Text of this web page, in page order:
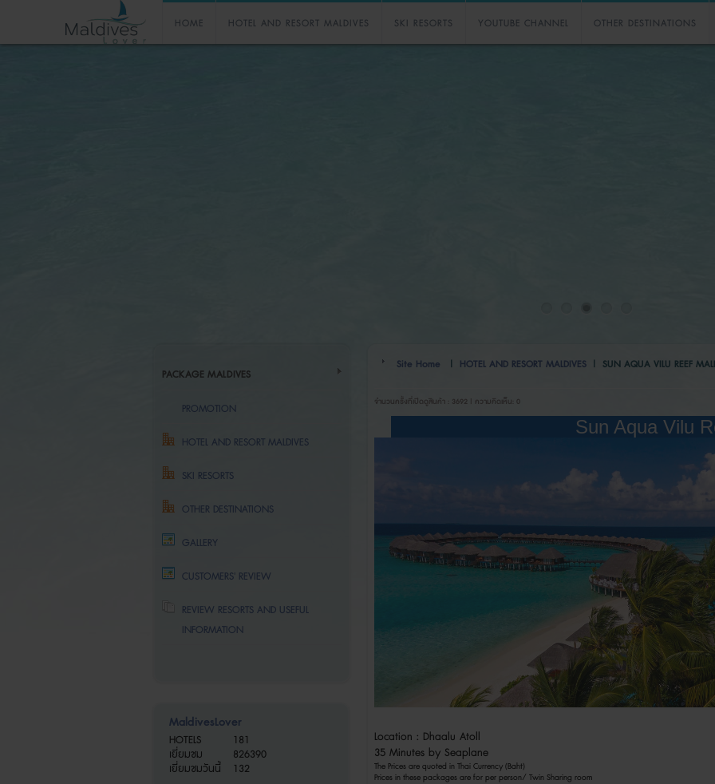
HOME HOTEL AND RESORT MALDIVES SKI RESORTS YOUTUBE CHANNEL OTHER DESTINATIONS
PACKAGE MALDIVES
PROMOTION
HOTEL AND RESORT MALDIVES
SKI RESORTS
OTHER DESTINATIONS
GALLERY
CUSTOMERS' REVIEW
REVIEW RESORTS AND USEFUL
INFORMATION
MaldivesLover
HOTELS
181
เยี่ยมชม
826390
เยี่ยมชมวันนี้
132
Site Home | HOTEL AND RESORT MALDIVES| SUN AQUA VILU REEF
จำนวนครั้งที่เปิดดูสินค้า : 3692 | ความคิดเห็น: 0
Sun Aqua Vilu
Location : Dhaalu Atoll
35 Minutes by Seaplane
The Prices are quoted in Thai Currency (Baht)
Prices in these packages are for per person/ Twin Sharing room